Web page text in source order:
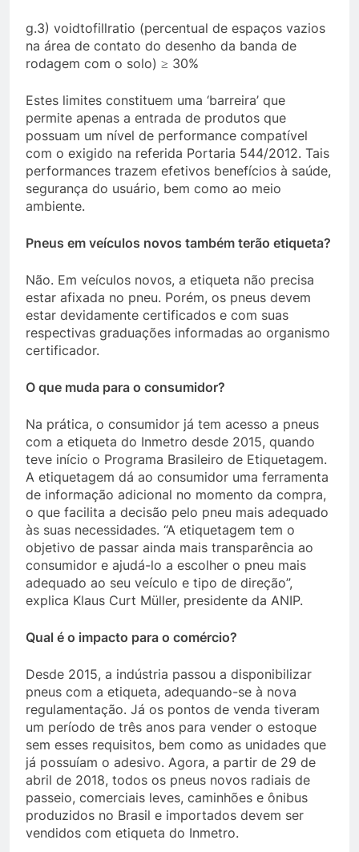
g.3) voidtofillratio (percentual de espaços vazios
na área de contato do desenho da banda de
rodagem com o solo) ≥ 30%
Estes limites constituem uma ‘barreira’ que
permite apenas a entrada de produtos que
possuam um nível de performance compatível
com o exigido na referida Portaria 544/2012. Tais
performances trazem efetivos benefícios à saúde,
segurança do usuário, bem como ao meio
ambiente.
Pneus em veículos novos também terão etiqueta?
Não. Em veículos novos, a etiqueta não precisa
estar afixada no pneu. Porém, os pneus devem
estar devidamente certificados e com suas
respectivas graduações informadas ao organismo
certificador.
O que muda para o consumidor?
Na prática, o consumidor já tem acesso a pneus
com a etiqueta do Inmetro desde 2015, quando
teve início o Programa Brasileiro de Etiquetagem.
A etiquetagem dá ao consumidor uma ferramenta
de informação adicional no momento da compra,
o que facilita a decisão pelo pneu mais adequado
às suas necessidades. “A etiquetagem tem o
objetivo de passar ainda mais transparência ao
consumidor e ajudá-lo a escolher o pneu mais
adequado ao seu veículo e tipo de direção”,
explica Klaus Curt Müller, presidente da ANIP.
Qual é o impacto para o comércio?
Desde 2015, a indústria passou a disponibilizar
pneus com a etiqueta, adequando-se à nova
regulamentação. Já os pontos de venda tiveram
um período de três anos para vender o estoque
sem esses requisitos, bem como as unidades que
já possuíam o adesivo. Agora, a partir de 29 de
abril de 2018, todos os pneus novos radiais de
passeio, comerciais leves, caminhões e ônibus
produzidos no Brasil e importados devem ser
vendidos com etiqueta do Inmetro.